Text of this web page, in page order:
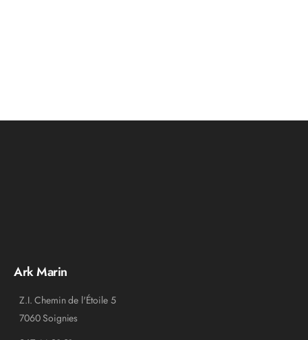
Ark Marin
Z.I. Chemin de l'Étoile 5
7060 Soignies